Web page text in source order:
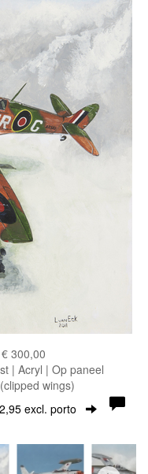
300,00
| Acryl | Op paneel
wings)
excl. porto